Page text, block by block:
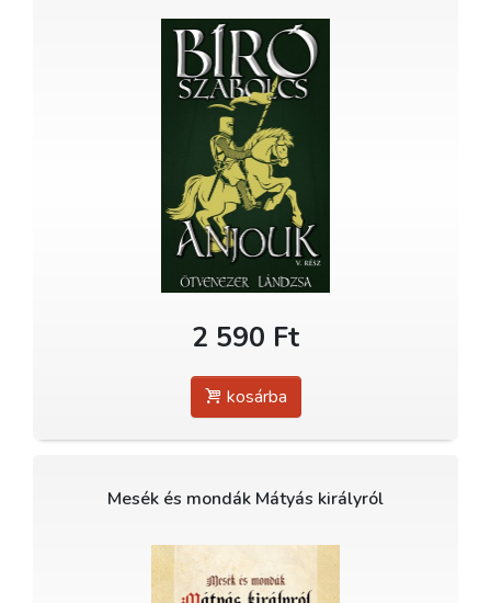
2 590 Ft
kosárba
Mesék és mondák Mátyás királyról